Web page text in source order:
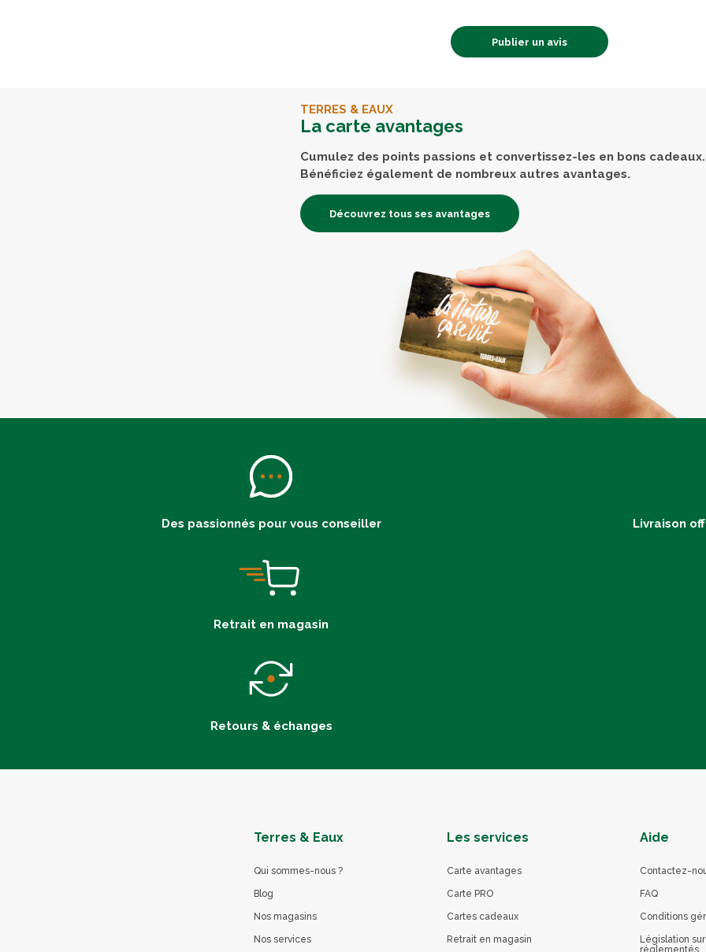
Publier un avis
TERRES & EAUX
La carte avantages
Cumulez des points passions et convertissez-les en bons cadeaux.
Bénéficiez également de nombreux autres avantages.
Découvrez tous ses avantages
Des passionnés pour vous conseiller Livraison
Retrait en magasin
Retours & échanges
Terres & Eaux
Qui sommes-nous ?
Blog
Nos magasins
Nos services
Les services
Carte avantages
Carte PRO
Cartes cadeaux
Retrait en magasin
Aide
Contactez-
FAQ
Conditions
Législation
réglementés